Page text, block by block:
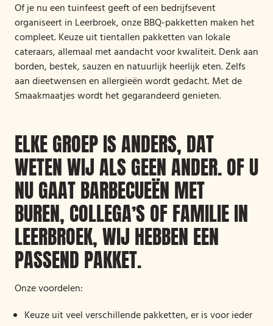
Of je nu een tuinfeest geeft of een bedrijfsevent
organiseert in Leerbroek, onze BBQ-pakketten maken het
compleet. Keuze uit tientallen pakketten van lokale
cateraars, allemaal met aandacht voor kwaliteit. Denk aan
borden, bestek, sauzen en natuurlijk heerlijk eten. Zelfs
aan dieetwensen en allergieën wordt gedacht. Met de
Smaakmaatjes wordt het gegarandeerd genieten.
ELKE GROEP IS ANDERS, DAT
WETEN WIJ ALS GEEN ANDER. OF U
NU GAAT BARBECUEËN MET
BUREN, COLLEGA’S OF FAMILIE IN
LEERBROEK, WIJ HEBBEN EEN
PASSEND PAKKET.
Onze voordelen:
Keuze uit veel verschillende pakketten, er is voor ieder